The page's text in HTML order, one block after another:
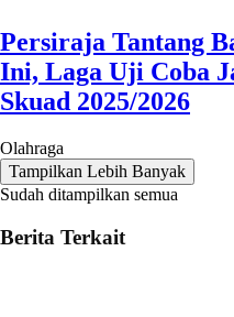
Persiraja Tantang
Ini, Laga Uji Coba
Skuad 2025/2026
Olahraga
Tampilkan Lebih Banyak
Sudah ditampilkan semua
Berita Terkait